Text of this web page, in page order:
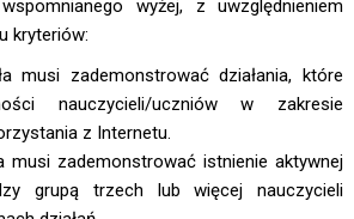
wyżej, z uwzględnieniem
kryteriów:
musi zademonstrować działania, które
nauczycieli/uczniów w zakresie
z Internetu.
musi zademonstrować istnienie aktywnej
grupą trzech lub więcej nauczycieli